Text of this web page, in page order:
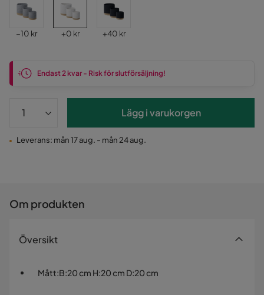
Pris
−10 kr Pris
+0 kr Pris
+40 kr
Endast 2 kvar - Risk för slutförsäljning!
Lägg i varukorgen
Leverans: mån 17 aug. - mån 24 aug.
Om produkten
Översikt
Mått:B:20 cm H:20 cm D:20 cm